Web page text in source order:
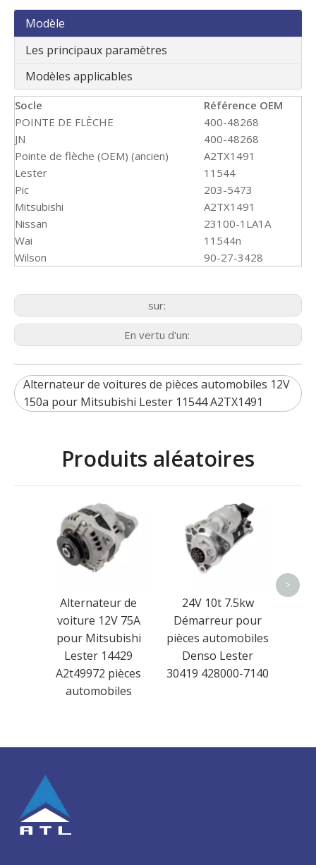
Modèle
Les principaux paramètres
Modèles applicables
Socle
Référence OEM
POINTE DE FLÈCHE
400-48268
JN
400-48268
Pointe de flèche (OEM) (ancien)
A2TX1491
Lester
11544
Pic
203-5473
Mitsubishi
A2TX1491
Nissan
23100-1LA1A
Wai
11544n
Wilson
90-27-3428
sur:
En vertu d'un:
Alternateur de voitures de pièces automobiles 12V
150a pour Mitsubishi Lester 11544 A2TX1491
Produits aléatoires
Alternateur de
voiture 12V 75A
pour Mitsubishi
Lester 14429
A2t49972 pièces
automobiles
24V 10t 7.5kw
Démarreur pour
pièces automobiles
Denso Lester
30419 428000-7140
>